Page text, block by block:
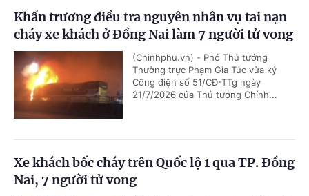
Khẩn trương điều tra nguyên nhân vụ tai nạn
cháy xe khách ở Đồng Nai làm 7 người tử vong
(Chinhphu.vn) - Phó Thủ tướng
Thường trực Phạm Gia Túc vừa ký
Công điện số 51/CĐ-TTg ngày
21/7/2026 của Thủ tướng Chính...
Xe khách bốc cháy trên Quốc lộ 1 qua TP. Đồng
Nai, 7 người tử vong